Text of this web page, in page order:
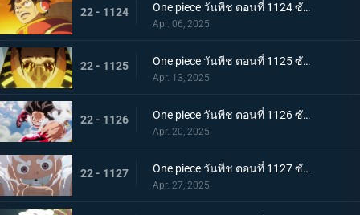
22 - 1124 One piece วันพีช ตอนที่ 1124 ซับไทย ถูกล้อมอย่างสมบูรณ์! ปฏิบัติการหลบหนี Egghead
Apr. 06, 2025
22 - 1125 One piece วันพีช ตอนที่ 1125 ซับไทย การปะทะกันของความมุ่งมั่นของสองบุรุษ! คิซารุและเซ็นโตมารุ
Apr. 13, 2025
22 - 1126 One piece วันพีช ตอนที่ 1126 ซับไทย ความสิ้นหวังที่ใกล้เข้ามา ภารกิจอันน่าหดหู่ของพลเรือเอกคิซารุ
Apr. 20, 2025
22 - 1127 One piece วันพีช ตอนที่ 1127 ซับไทย ลูฟี่ ปะทะ คิซารุ มหาศึกเดือดที่พลิกผันได้ตลอดเวลา
Apr. 27, 2025